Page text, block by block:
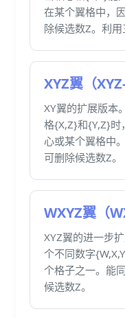
在某个翼格中，
除候选数Z。利用
XYZ翼（
XY翼的扩展版本
格{X,Z}和{Y,Z}时
心或某个翼格中
可删除候选数Z。
WXYZ翼（
XYZ翼的进一步
个不同数字
个格子之一。能
候选数Z。